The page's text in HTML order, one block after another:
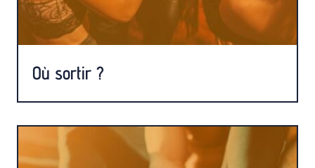
Où sortir ?